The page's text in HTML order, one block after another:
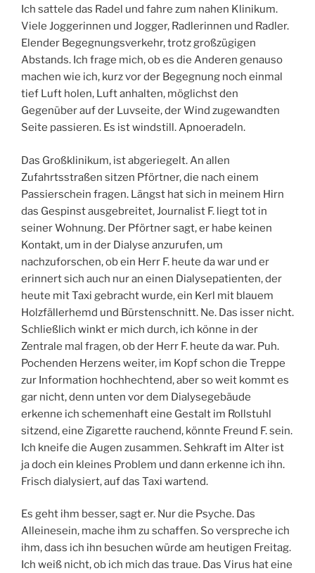
Ich sattele das Radel und fahre zum nahen Klinikum.
Viele Joggerinnen und Jogger, Radlerinnen und Radler.
Elender Begegnungsverkehr, trotz großzügigen
Abstands. Ich frage mich, ob es die Anderen genauso
machen wie ich, kurz vor der Begegnung noch einmal
tief Luft holen, Luft anhalten, möglichst den
Gegenüber auf der Luvseite, der Wind zugewandten
Seite passieren. Es ist windstill. Apnoeradeln.
Das Großklinikum, ist abgeriegelt. An allen
Zufahrtsstraßen sitzen Pförtner, die nach einem
Passierschein fragen. Längst hat sich in meinem Hirn
das Gespinst ausgebreitet, Journalist F. liegt tot in
seiner Wohnung. Der Pförtner sagt, er habe keinen
Kontakt, um in der Dialyse anzurufen, um
nachzuforschen, ob ein Herr F. heute da war und er
erinnert sich auch nur an einen Dialysepatienten, der
heute mit Taxi gebracht wurde, ein Kerl mit blauem
Holzfällerhemd und Bürstenschnitt. Ne. Das isser nicht.
Schließlich winkt er mich durch, ich könne in der
Zentrale mal fragen, ob der Herr F. heute da war. Puh.
Pochenden Herzens weiter, im Kopf schon die Treppe
zur Information hochhechtend, aber so weit kommt es
gar nicht, denn unten vor dem Dialysegebäude
erkenne ich schemenhaft eine Gestalt im Rollstuhl
sitzend, eine Zigarette rauchend, könnte Freund F. sein.
Ich kneife die Augen zusammen. Sehkraft im Alter ist
ja doch ein kleines Problem und dann erkenne ich ihn.
Frisch dialysiert, auf das Taxi wartend.
Es geht ihm besser, sagt er. Nur die Psyche. Das
Alleinesein, mache ihm zu schaffen. So verspreche ich
ihm, dass ich ihn besuchen würde am heutigen Freitag.
Ich weiß nicht, ob ich mich das traue. Das Virus hat eine